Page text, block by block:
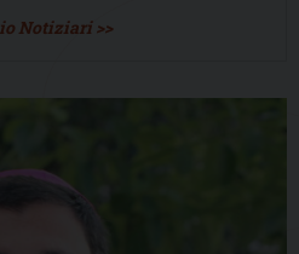
Notiziari >>